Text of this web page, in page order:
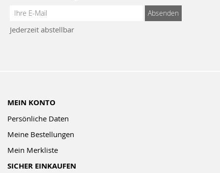
Anmeldung
Newsletter:
Absenden
Jederzeit abstellbar
MEIN KONTO
Persönliche Daten
Meine Bestellungen
Mein Merkliste
SICHER EINKAUFEN